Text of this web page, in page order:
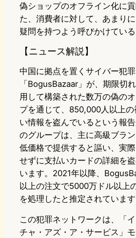
偽ショップのオフライン化に
た、消費者に対して、あまり
疑問を持つよう呼びかけている
【ニュース解説】
中国に拠点を置くサイバー犯
「BogusBazaar」が、期限切
用して構築された数万の偽の
プを通じて、850,000人以上
い情報を盗んでいるという報
のグループは、主に高級ブラ
低価格で提供すると謳い、実
せずに支払いカードの詳細を
います。2021年以降、
以上の注文で5000万ドル以上
を処理したと推定されています
この犯罪ネットワークは、「
チャ・アズ・ア・サービス」モ